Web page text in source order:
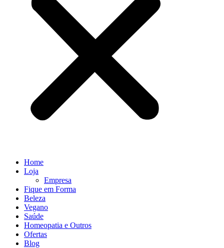
Home
Loja
Empresa
Fique em Forma
Beleza
Vegano
Saúde
Homeopatia e Outros
Ofertas
Blog